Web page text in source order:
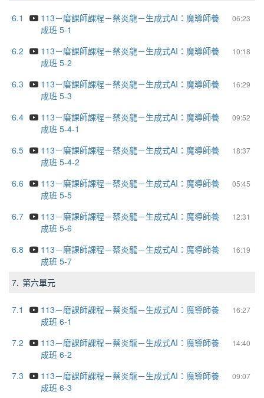
6.1 06:23
113－磨課師課程－蔡炎龍－生成式AI：魔導師養
成班 5-1
6.2
10:18
113－磨課師課程－蔡炎龍－生成式AI：魔導師養
成班 5-2
6.3
16:29
113－磨課師課程－蔡炎龍－生成式AI：魔導師養
成班 5-3
6.4
09:52
113－磨課師課程－蔡炎龍－生成式AI：魔導師養
成班 5-4-1
6.5
18:37
113－磨課師課程－蔡炎龍－生成式AI：魔導師養
成班 5-4-2
6.6
05:45
113－磨課師課程－蔡炎龍－生成式AI：魔導師養
成班 5-5
6.7
12:31
113－磨課師課程－蔡炎龍－生成式AI：魔導師養
成班 5-6
6.8
16:19
113－磨課師課程－蔡炎龍－生成式AI：魔導師養
成班 5-7
7. 第六單元
7.1 16:27
113－磨課師課程－蔡炎龍－生成式AI：魔導師養
成班 6-1
7.2
14:40
113－磨課師課程－蔡炎龍－生成式AI：魔導師養
成班 6-2
7.3
09:07
113－磨課師課程－蔡炎龍－生成式AI：魔導師養
成班 6-3